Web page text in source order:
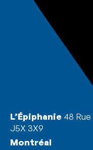
L’Épiphanie 48
J5X 3X9
Montréal